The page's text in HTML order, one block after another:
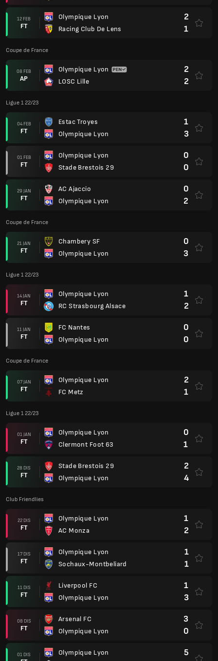
12 FEB
FT
Olympique Lyon
Racing Club De Lens
2
1
Coupe de France
08 FEB
AP
Olympique Lyon
LOSC Lille
2
2
Ligue 1 22/23
04 FEB
FT
Estac Troyes
Olympique Lyon
1
3
01 FEB
FT
Olympique Lyon
Stade Brestois 29
0
0
29 JAN
FT
AC Ajaccio
Olympique Lyon
0
2
Coupe de France
21 JAN
FT
Chambery SF
Olympique Lyon
0
3
Ligue 1 22/23
14 JAN
FT
Olympique Lyon
RC Strasbourg Alsace
1
2
11 JAN
FT
FC Nantes
Olympique Lyon
0
0
Coupe de France
07 JAN
FT
Olympique Lyon
FC Metz
2
1
Ligue 1 22/23
01 JAN
FT
Olympique Lyon
Clermont Foot 63
0
1
28 DIS
FT
Stade Brestois 29
Olympique Lyon
2
4
Club Friendlies
22 DIS
FT
Olympique Lyon
AC Monza
1
2
17 DIS
FT
Olympique Lyon
Sochaux-Montbeliard
1
1
11 DIS
FT
Liverpool FC
Olympique Lyon
1
3
08 DIS
FT
Arsenal FC
Olympique Lyon
3
0
01 DIS
Olympique Lyon
5